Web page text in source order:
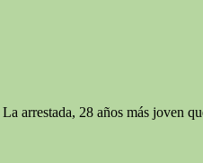
arrestada, 28 años más joven